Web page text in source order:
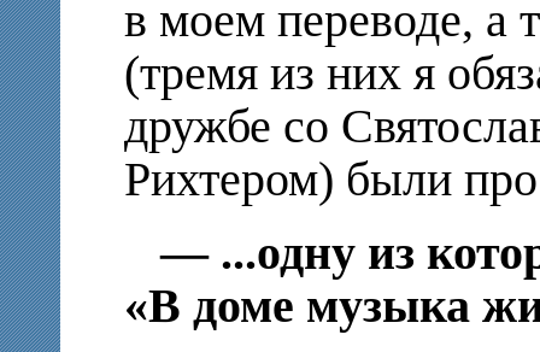
в моем переводе, а
(тремя из них я
дружбе со
Рихтером) были
— ...одну из
«В доме музыка